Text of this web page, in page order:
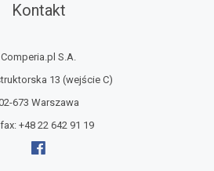
Kontakt
Comperia.pl S.A.
13 (wejście C)
673 Warszawa
+48 22 642 91 19